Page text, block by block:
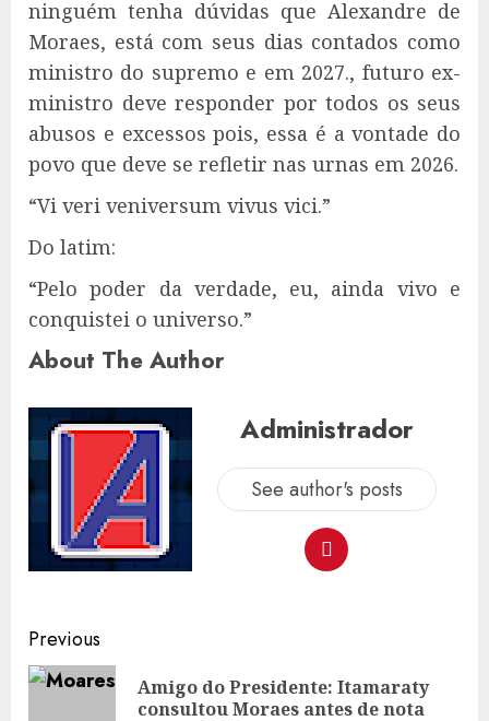
ninguém tenha dúvidas que Alexandre de
Moraes, está com seus dias contados como
ministro do supremo e em 2027., futuro ex-
ministro deve responder por todos os seus
abusos e excessos pois, essa é a vontade do
povo que deve se refletir nas urnas em 2026.
“Vi veri veniversum vivus vici.”
Do latim:
“Pelo poder da verdade, eu, ainda vivo e
conquistei o universo.”
About The Author
Administrador
See author's posts
Post
navigation
Previous
Amigo do Presidente: Itamaraty
consultou Moraes antes de nota